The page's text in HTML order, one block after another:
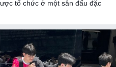
tổ chức ở một sân đấu đặc